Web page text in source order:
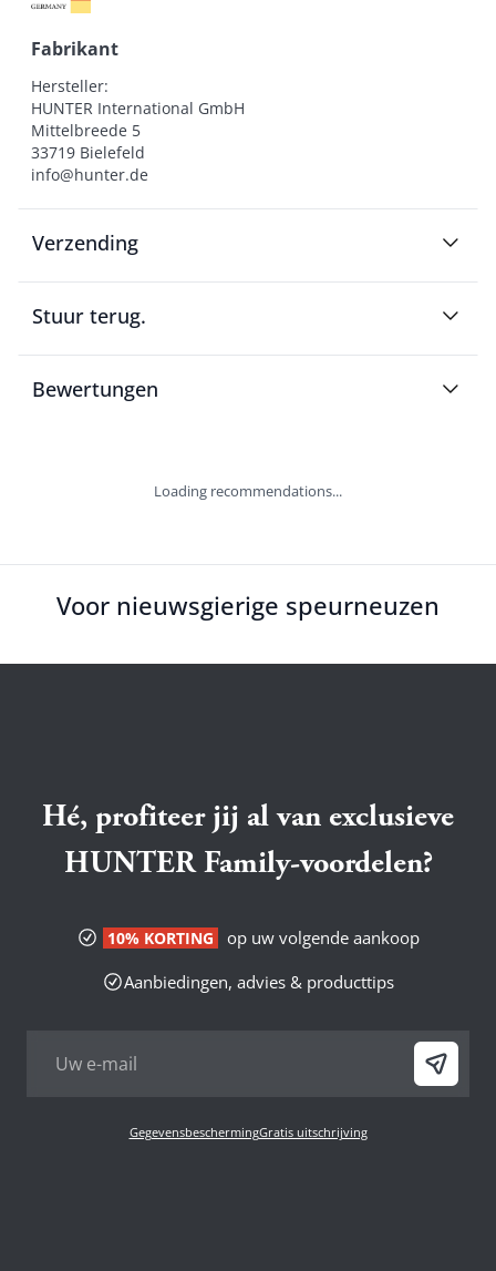
Fabrikant
Hersteller:
HUNTER International GmbH
Mittelbreede 5
33719 Bielefeld
info@hunter.de
Verzending
Stuur terug.
Bewertungen
Loading recommendations...
Voor nieuwsgierige speurneuzen
Hé, profiteer jij al van exclusieve
HUNTER Family-voordelen?
10% KORTING
op uw volgende aankoop
Aanbiedingen, advies & producttips
GegevensbeschermingGratis uitschrijving